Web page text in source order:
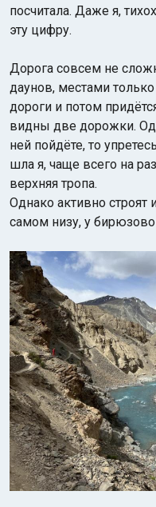
посчитала. Даже я,
эту цифру.
Дорога совсем не
даунов, местами
дороги и потом
видны две дорожки.
ней пойдёте, то
шла я, чаще всего на
верхняя тропа.
Однако активно строят
самом низу, у